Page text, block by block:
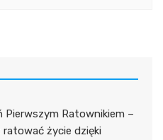
Pierwszym Ratownikiem –
ratować życie dzięki